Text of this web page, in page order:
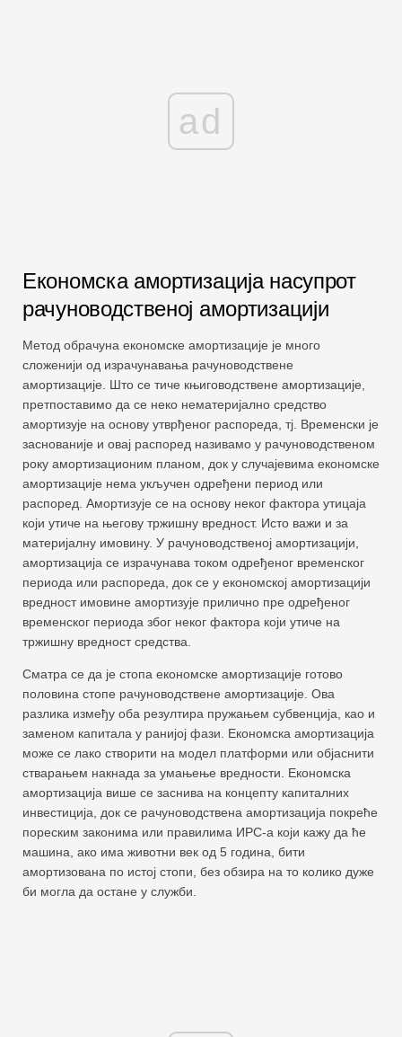
ad
Економска амортизација насупрот
рачуноводственој амортизацији
Метод обрачуна економске амортизације је много
сложенији од израчунавања рачуноводствене
амортизације. Што се тиче књиговодствене амортизације,
претпоставимо да се неко нематеријално средство
амортизује на основу утврђеног распореда, тј. Временски је
заснованије и овај распоред називамо у рачуноводственом
року амортизационим планом, док у случајевима економске
амортизације нема укључен одређени период или
распоред. Амортизује се на основу неког фактора утицаја
који утиче на његову тржишну вредност. Исто важи и за
материјалну имовину. У рачуноводственој амортизацији,
амортизација се израчунава током одређеног временског
периода или распореда, док се у економској амортизацији
вредност имовине амортизује прилично пре одређеног
временског периода због неког фактора који утиче на
тржишну вредност средства.
Сматра се да је стопа економске амортизације готово
половина стопе рачуноводствене амортизације. Ова
разлика између оба резултира пружањем субвенција, као и
заменом капитала у ранијој фази. Економска амортизација
може се лако створити на модел платформи или објаснити
стварањем накнада за умањење вредности. Економска
амортизација више се заснива на концепту капиталних
инвестиција, док се рачуноводствена амортизација покреће
пореским законима или правилима ИРС-а који кажу да ће
машина, ако има животни век од 5 година, бити
амортизована по истој стопи, без обзира на то колико дуже
би могла да остане у служби.